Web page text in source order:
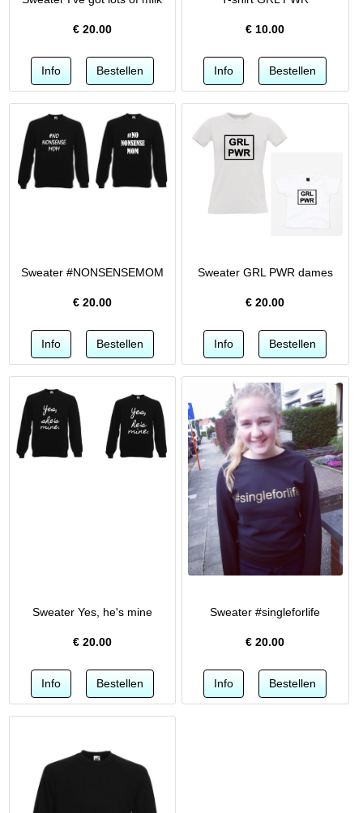
€ 20.00 € 10.00
Sweater #NONSENSEMOM
€ 20.00
Sweater GRL PWR dames
€20.00
Sweater Yes, he's mine
€ 20.00
Sweater #singleforlife
€20.00